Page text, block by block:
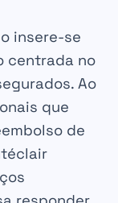
insere-se
centrada no
Ao
que
de